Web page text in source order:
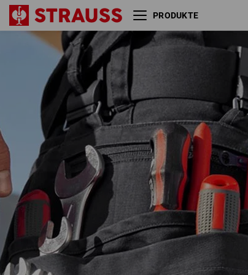
PRODUKTE
Werkzeugtasche e.s.motion
ten